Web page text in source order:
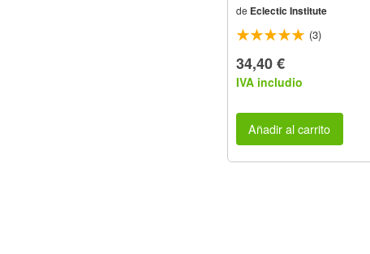
de Eclectic Institute
(3)
34,40 €
IVA includio
Añadir al carrito